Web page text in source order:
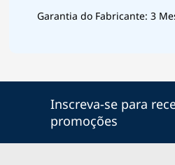
Garantia do Fabricante: 3
Inscreva-se para
promoções